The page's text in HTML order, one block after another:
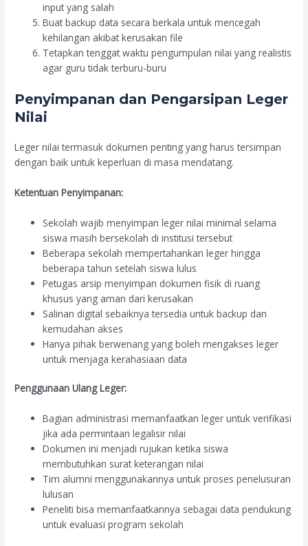
input yang salah
Buat backup data secara berkala untuk mencegah
kehilangan akibat kerusakan file
Tetapkan tenggat waktu pengumpulan nilai yang realistis
agar guru tidak terburu-buru
Penyimpanan dan Pengarsipan Leger
Nilai
Leger nilai termasuk dokumen penting yang harus tersimpan
dengan baik untuk keperluan di masa mendatang.
Ketentuan Penyimpanan:
Sekolah wajib menyimpan leger nilai minimal selama
siswa masih bersekolah di institusi tersebut
Beberapa sekolah mempertahankan leger hingga
beberapa tahun setelah siswa lulus
Petugas arsip menyimpan dokumen fisik di ruang
khusus yang aman dari kerusakan
Salinan digital sebaiknya tersedia untuk backup dan
kemudahan akses
Hanya pihak berwenang yang boleh mengakses leger
untuk menjaga kerahasiaan data
Penggunaan Ulang Leger:
Bagian administrasi memanfaatkan leger untuk verifikasi
jika ada permintaan legalisir nilai
Dokumen ini menjadi rujukan ketika siswa
membutuhkan surat keterangan nilai
Tim alumni menggunakannya untuk proses penelusuran
lulusan
Peneliti bisa memanfaatkannya sebagai data pendukung
untuk evaluasi program sekolah